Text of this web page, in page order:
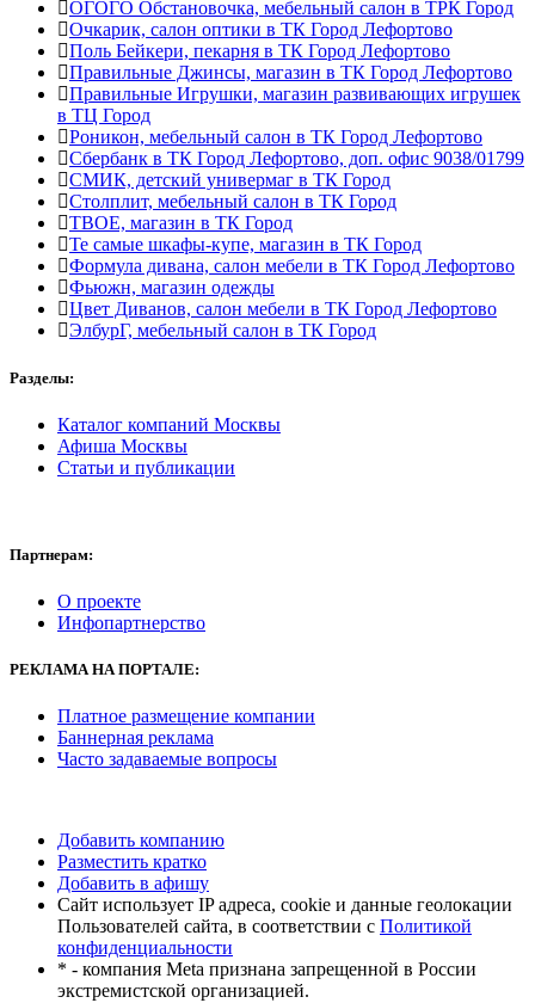
ОГОГО Обстановочка, мебельный салон в ТРК Город
Очкарик, салон оптики в ТК Город Лефортово
Поль Бейкери, пекарня в ТК Город Лефортово
Правильные Джинсы, магазин в ТК Город Лефортово
Правильные Игрушки, магазин развивающих игрушек
в ТЦ Город
Роникон, мебельный салон в ТК Город Лефортово
Сбербанк в ТК Город Лефортово, доп. офис 9038/01799
СМИК, детский универмаг в ТК Город
Столплит, мебельный салон в ТК Город
ТВОЕ, магазин в ТК Город
Те самые шкафы-купе, магазин в ТК Город
Формула дивана, салон мебели в ТК Город Лефортово
Фьюжн, магазин одежды
Цвет Диванов, салон мебели в ТК Город Лефортово
ЭлбурГ, мебельный салон в ТК Город
Разделы:
Каталог компаний Москвы
Афиша Москвы
Статьи и публикации
Партнерам:
О проекте
Инфопартнерство
РЕКЛАМАНА ПОРТАЛЕ:
Платное размещение компании
Баннерная реклама
Часто задаваемые вопросы
Добавить компанию
Разместить кратко
Добавить в афишу
Сайт использует IP адреса, cookie и данные геолокации
Пользователей сайта, в соответствии с Политикой
конфиденциальности
* - компания Meta признана запрещенной в России
экстремистской организацией.